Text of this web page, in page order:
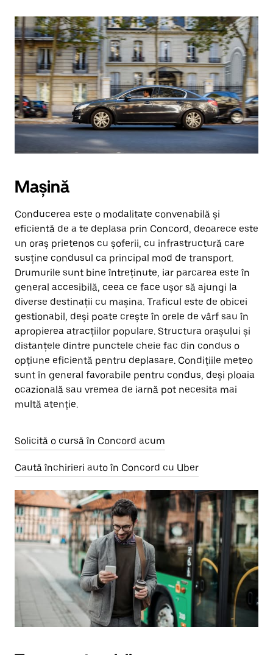
Mașină
Conducerea este o modalitate convenabilă și
eficientă de a te deplasa prin Concord, deoarece este
un oraș prietenos cu șoferii, cu infrastructură care
susține condusul ca principal mod de transport.
Drumurile sunt bine întreținute, iar parcarea este în
general accesibilă, ceea ce face ușor să ajungi la
diverse destinații cu mașina. Traficul este de obicei
gestionabil, deși poate crește în orele de vârf sau în
apropierea atracțiilor populare. Structura orașului și
distanțele dintre punctele cheie fac din condus o
opțiune eficientă pentru deplasare. Condițiile meteo
sunt în general favorabile pentru condus, deși ploaia
ocazională sau vremea de iarnă pot necesita mai
multă atenție.
Solicită o cursă în Concord acum
Caută închirieri auto în Concord cu Uber